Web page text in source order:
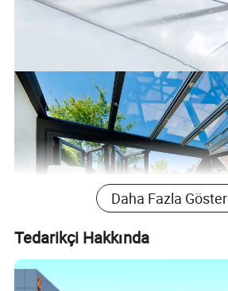
Daha Fazla Göster
Tedarikçi Hakkında